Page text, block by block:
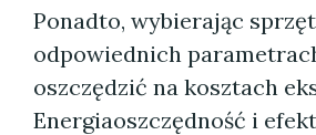
Ponadto, wybierając
odpowiednich
oszczędzić na kosztach
Energiaoszczędność i